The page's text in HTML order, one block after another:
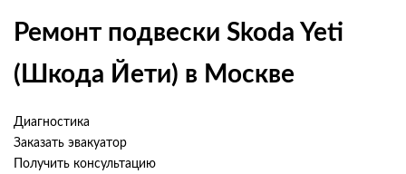
Ремонт подвески Skoda Yeti
(Шкода Йети) в Москве
Диагностика
Заказать эвакуатор
Получить консультацию